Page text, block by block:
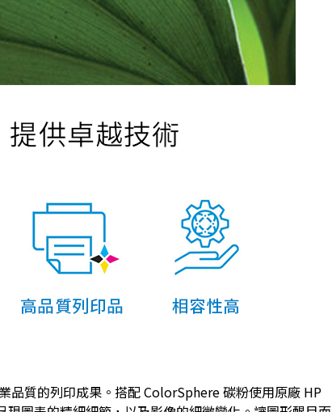
品質的列印成果。搭配 ColorSphere 碳粉使用原廠 HP